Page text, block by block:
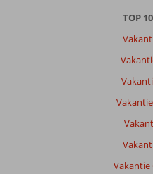
TOP
Vakantie